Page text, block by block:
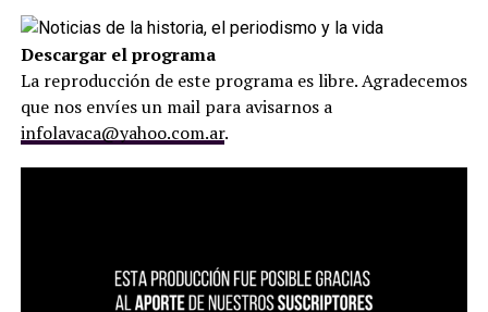
Descargar el programa
La reproducción de este programa es libre. Agradecemos
que nos envíes un mail para avisarnos a
infolavaca@yahoo.com.ar.